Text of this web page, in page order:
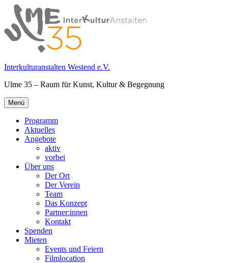
Springe
zum
Inhalt
Interkulturanstalten Westend e.V.
Ulme 35 – Raum für Kunst, Kultur & Begegnung
Primäres
Menü
Menü
Programm
Aktuelles
Angebote
aktiv
vorbei
Über uns
Der Ort
Der Verein
Team
Das Konzept
Partner:innen
Kontakt
Spenden
Mieten
Events und Feiern
Filmlocation